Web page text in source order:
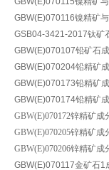
GBW(E)070116镍精矿
GSB04-3421-2017钛矿
GBW(E)070107铅矿石
GBW(E)070204铅精矿
GBW(E)070173铅精矿
GBW(E)070174铅精矿
GBW(E)070172锌精矿成
GBW(E)070205锌精矿成
GBW(E)070206锌精矿成
GBW(E)070117金矿石1